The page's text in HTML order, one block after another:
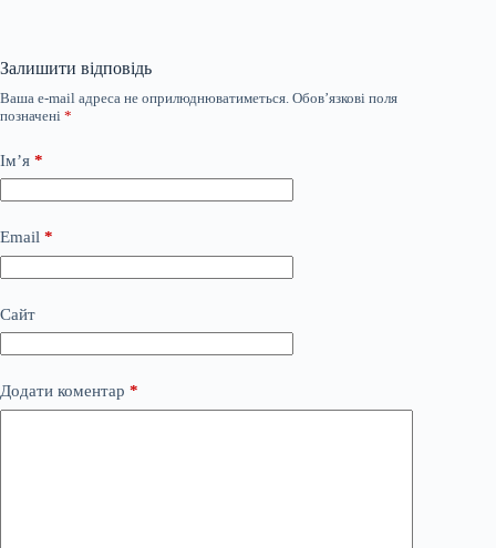
Залишити відповідь
Ваша e-mail адреса не оприлюднюватиметься. Обов’язкові поля
позначені *
Ім’я *
Email *
Сайт
Додати коментар *